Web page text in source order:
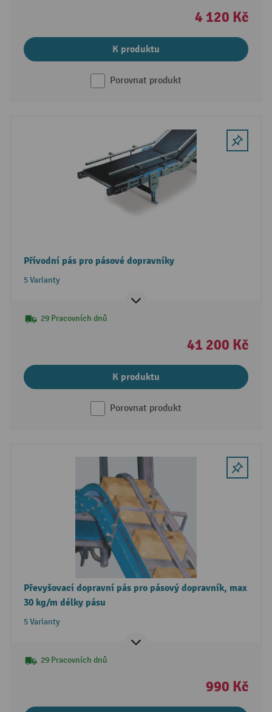
4 120 Kč
K produktu
Porovnat produkt
Přívodní pás pro pásové dopravníky
5 Varianty
29 Pracovních dnů
41 200 Kč
K produktu
Porovnat produkt
Převyšovací dopravní pás pro pásový dopravník, max
30 kg/m délky pásu
5 Varianty
29 Pracovních dnů
990 Kč